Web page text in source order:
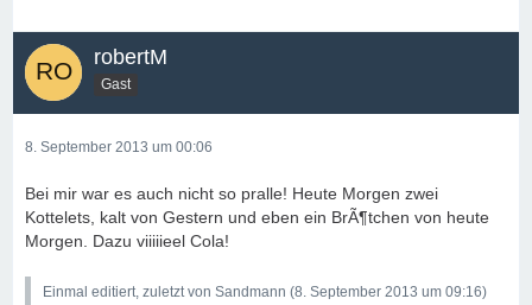
robertM
Gast
8. September 2013 um 00:06
Bei mir war es auch nicht so pralle! Heute Morgen zwei
Kottelets, kalt von Gestern und eben ein BrÃ¶tchen von heute
Morgen. Dazu viiiiieel Cola!
Einmal editiert, zuletzt von Sandmann (8. September 2013 um 09:16)